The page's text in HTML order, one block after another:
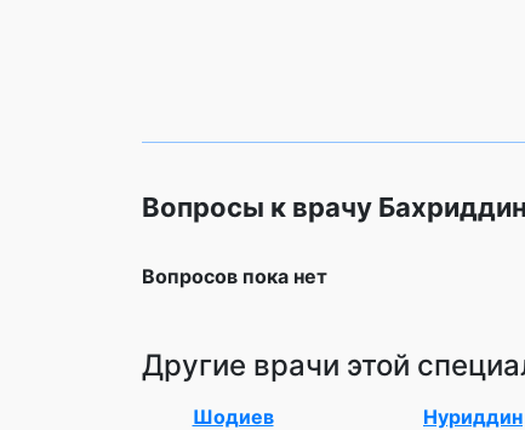
Вопросы к врачу
Вопросов пока нет
Другие врачи этой
Шодиев
Нуриддин